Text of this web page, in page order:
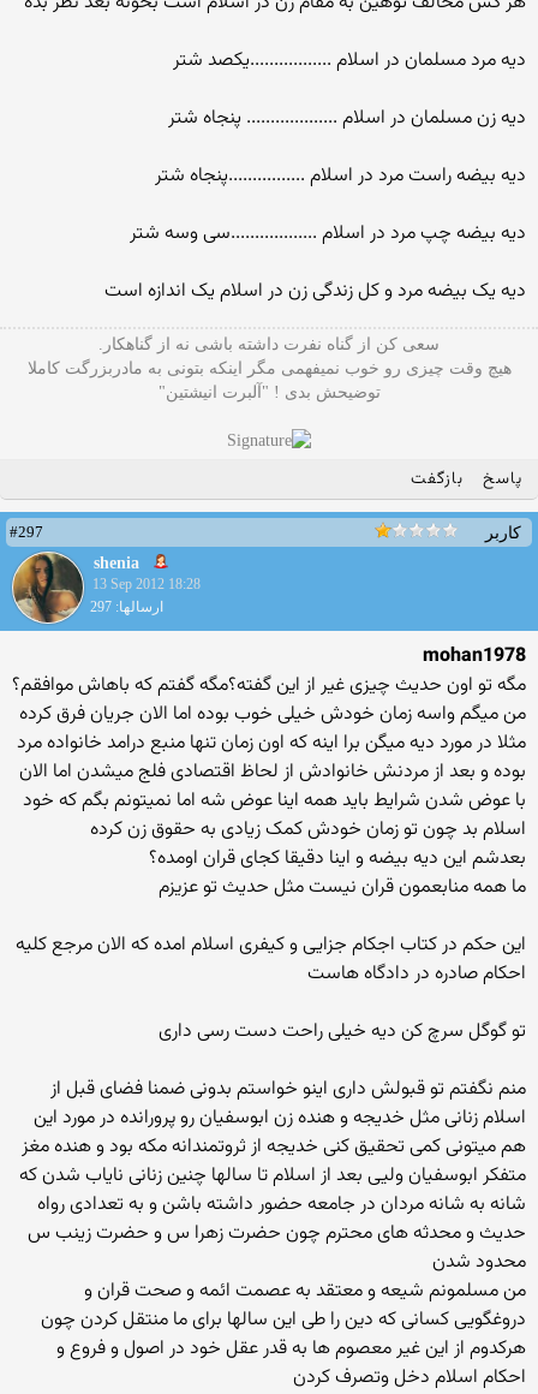
دیه مرد مسلمان در اسلام .................یکصد شتر
دیه زن مسلمان در اسلام ................... پنجاه شتر
دیه بیضه راست مرد در اسلام ................پنجاه شتر
دیه بیضه چپ مرد در اسلام ..................سی وسه شتر
دیه یک بیضه مرد و کل زندگی زن در اسلام یک اندازه است
سعی کن از گناه نفرت داشته باشی نه از گناهکار.
هیچ وقت چیزی رو خوب نمیفهمی مگر اینکه بتونی به مادربزرگت کاملا
توضیحش بدی ! "آلبرت انیشتین"
پاسخ بازگفت
کاربر
#297
shenia
13 Sep 2012 18:28
ارسالها: 297
mohan1978
مگه تو اون حدیث چیزی غیر از این گفته؟مگه گفتم که باهاش موافقم؟
من میگم واسه زمان خودش خیلی خوب بوده اما الان جریان فرق کرده
مثلا در مورد دیه میگن برا اینه که اون زمان تنها منبع درامد خانواده مرد
بوده و بعد از مردنش خانوادش از لحاظ اقتصادی فلج میشدن اما الان
با عوض شدن شرایط باید همه اینا عوض شه اما نمیتونم بگم که خود
اسلام بد چون تو زمان خودش کمک زیادی به حقوق زن کرده
بعدشم این دیه بیضه و اینا دقیقا کجای قران اومده؟
ما همه منابعمون قران نیست مثل حدیث تو عزیزم
این حکم در کتاب اجکام جزایی و کیفری اسلام امده که الان مرجع کلیه
احکام صادره در دادگاه هاست
تو گوگل سرچ کن دیه خیلی راحت دست رسی داری
منم نگفتم تو قبولش داری اینو خواستم بدونی ضمنا فضای قبل از
اسلام زنانی مثل خدیجه و هنده زن ابوسفیان رو پرورانده در مورد این
هم میتونی کمی تحقیق کنی خدیجه از ثروتمندانه مکه بود و هنده مغز
متفکر ابوسفیان ولیی بعد از اسلام تا سالها چنین زنانی نایاب شدن که
شانه به شانه مردان در جامعه حضور داشته باشن و به تعدادی رواه
حدیث و محدثه های محترم چون حضرت زهرا س و حضرت زینب س
محدود شدن
من مسلمونم شیعه و معتقد به عصمت ائمه و صحت قران و
دروغگویی کسانی که دین را طی این سالها برای ما منتقل کردن چون
هرکدوم از این غیر معصوم ها به قدر عقل خود در اصول و فروع و
احکام اسلام دخل وتصرف کردن